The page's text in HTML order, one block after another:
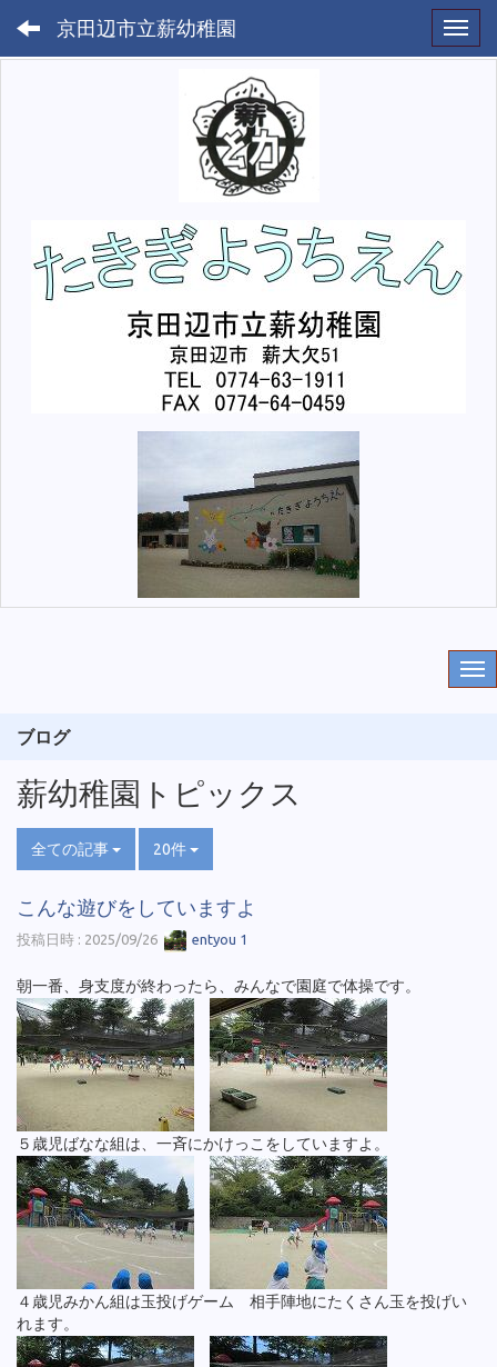
京田辺市立薪幼稚園
ブログ
薪幼稚園トピックス
全ての記事 20件
こんな遊びをしていますよ
投稿日時 : 2025/09/26 entyou 1
朝一番、身支度が終わったら、みんなで園庭で体操です。
５歳児ばなな組は、一斉にかけっこをしていますよ。
４歳児みかん組は玉投げゲーム 相手陣地にたくさん玉を投げい
れます。